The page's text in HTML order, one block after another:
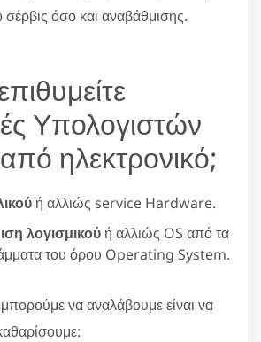
σέρβις όσο και αναβάθμισης.
Υπολογιστών
ηλεκτρονικό;
ή αλλιώς service Hardware.
λογισμικού ή αλλιώς OS από τα
του όρου Operating System.
να αναλάβουμε είναι να